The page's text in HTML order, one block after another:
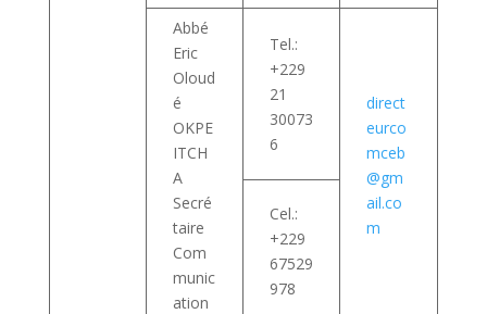
Abbé
Eric
Oloud
é
OKPE
ITCH
A
Secré
taire
Com
munic
ation
Tel.:
+229
21
30073
6
direct
eurco
mceb
@gm
ail.co
m
Cel.:
+229
67529
978